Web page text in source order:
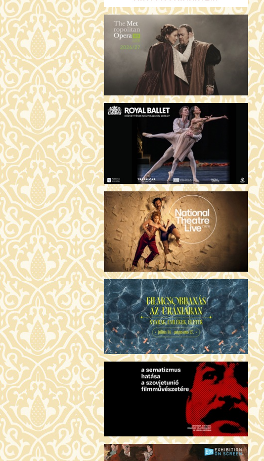
JEGYVÁSÁRLÁS
19:00 Fábri terem
AZ ÖRDÖG PRADÁT VISEL 2. (12)
19:00 Csortos terem
ÁDÁM ALMÁI (16)
JEGYVÁSÁRLÁS
19:00 Törőcsik Mari terem
HOGYAN TUDNÉK ÉLNI
NÉLKÜLED? (12)
JEGYVÁSÁRLÁS
19:00 Díszterem
ODÜSSZEIA (16)